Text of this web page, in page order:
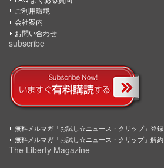
ご利用環境
会社案内
お問い合わせ
subscribe
無料メルマガ「お試し☆ニュース・クリップ」登録
無料メルマガ「お試し☆ニュース・クリップ」解約
The Liberty Magazine